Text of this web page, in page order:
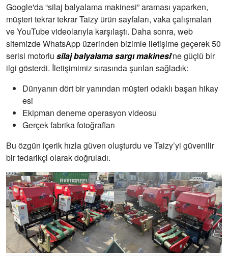
Google'da “silaj balyalama makinesi” araması yaparken,
müşteri tekrar tekrar Taizy ürün sayfaları, vaka çalışmaları
ve YouTube videolarıyla karşılaştı. Daha sonra, web
sitemizde WhatsApp üzerinden bizimle iletişime geçerek 50
serisi motorlu silaj balyalama sargı makinesi'ne güçlü bir
ilgi gösterdi. İletişimimiz sırasında şunları sağladık:
Dünyanın dört bir yanından müşteri odaklı başarı hikay
esi
Ekipman deneme operasyon videosu
Gerçek fabrika fotoğrafları
Bu özgün içerik hızla güven oluşturdu ve Taizy’yi güvenilir
bir tedarikçi olarak doğruladı.